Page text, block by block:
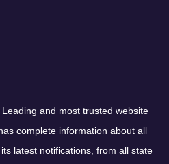
Leading and most trusted website
complete information about all
latest notifications, from all state